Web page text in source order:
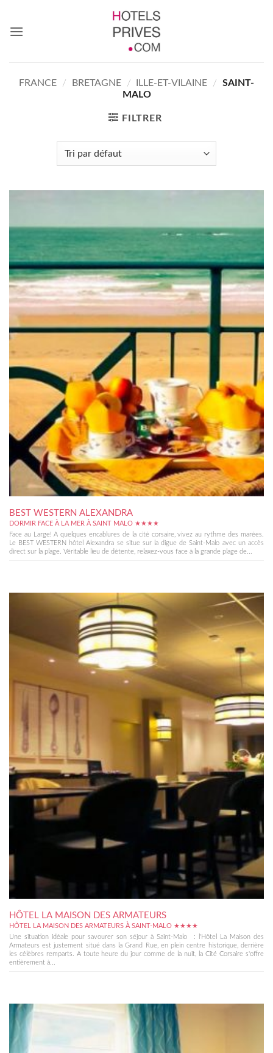
contenu
FRANCE / BRETAGNE / ILLE-ET-VILAINE /
SAINT-
MALO
FILTRER
BEST WESTERN ALEXANDRA
DORMIR FACE À LA MER À SAINT MALO ★★★★
Face au Large! A quelques encablures de la cité corsaire, vivez au rythme des marées.
Le BEST WESTERN hôtel Alexandra se situe sur la digue de Saint-Malo avec un accès
direct sur la plage. Véritable lieu de détente, relaxez-vous face à la grande plage de...
HÔTEL LA MAISON DES ARMATEURS
HÔTEL LA MAISON DES ARMATEURS À SAINT-MALO ★★★★
Une situation idéale pour savourer son séjour à Saint-Malo : l'Hôtel La Maison des
Armateurs est justement situé dans la Grand Rue, en plein centre historique, derrière
les célèbres remparts. A toute heure du jour comme de la nuit, la Cité Corsaire s'offre
entièrement à...